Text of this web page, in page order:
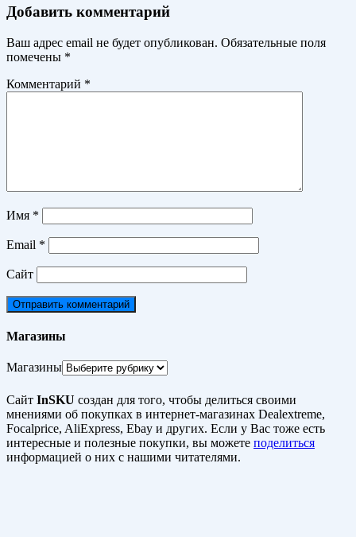
Добавить комментарий
Ваш адрес email не будет опубликован. Обязательные поля
помечены *
Комментарий *
Имя *
Email *
Сайт
Магазины
Магазины
Сайт InSKU создан для того, чтобы делиться своими
мнениями об покупках в интернет-магазинах Dealextreme,
Focalprice, AliExpress, Ebay и других. Если у Вас тоже есть
интересные и полезные покупки, вы можете поделиться
информацией о них с нашими читателями.